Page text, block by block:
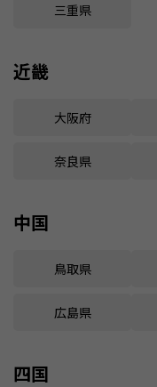
三重県
近畿
大阪府
奈良県
中国
鳥取県
広島県
四国